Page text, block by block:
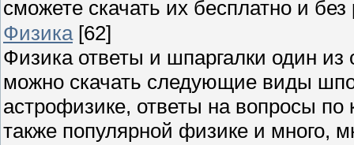
сможете скачать их бесплатно и без
Физика [62]
Физика ответы и шпаргалки один
можно скачать следующие виды
астрофизике, ответы на вопросы
также популярной физике и много,